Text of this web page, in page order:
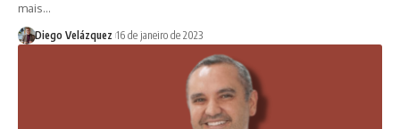
mais…
Diego Velázquez 16 de janeiro de 2023